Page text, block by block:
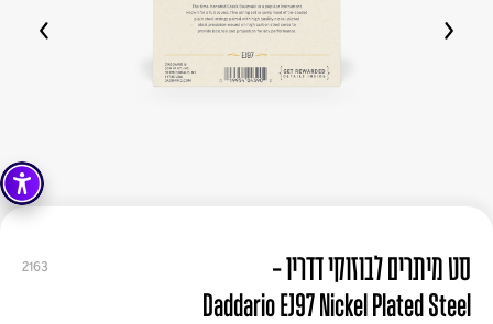
2163
סט מיתרים לבוזוקי דדריו -
Daddario EJ97 Nickel Plated Steel